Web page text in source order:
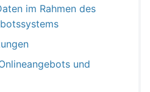
im Rahmen des
und